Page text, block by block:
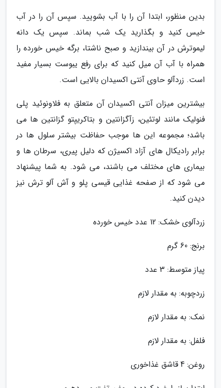
بدین منظور، ابتدا آن را با آب بشویید. سپس آن را در آب
خیس کنید و بگذارید یک شب بماند. سپس یک دانه
لیموترش در آن بیندازید و صبح ناشتا، برگه خیس خورده را
همراه با آب آن میل کنید که برای رفع یبوست بسیار مفید
است. زردآلو حاوی آنتی اکسیدان بالایی است.
بیشترین میزان آنتی اکسیدان آن متعلق به فلاونوئید پلی
فنولیک مانند لوتئین، زآگزانتین و بتاکریپتو گزانتین ها می
باشد؛ مجموعه این ها موجب حفاظت بیشتر سلول ها در
برابر رادیکال های آزاد اکسیژن که دلیل پیری، سرطان ها و
بیماری های مختلف می باشند، می شود. به شما پیشنهاد
می شود که از صفحه غذایی قیسی پلو و آش آلو ترش نیز
دیدن کنید.
زردآلوی خشک: 12 عدد خیس خورده
برنج: 60 گرم
پیاز متوسط: 3 عدد
زردچوبه: به مقدار لازم
نمک: به مقدار لازم
فلفل: به مقدار لازم
روغن: 4 قاشق غذاخوری